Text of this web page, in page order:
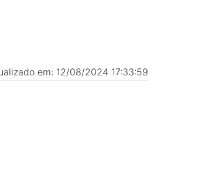
em: 12/08/2024 17:33:59